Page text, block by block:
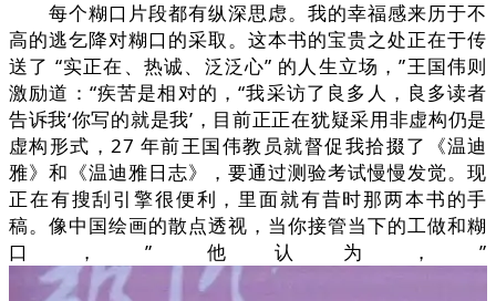
每个糊口片段都有纵深思虑。我的幸福感来历于不
高的逃乞降对糊口的采取。这本书的宝贵之处正在于传
送了 “实正在、热诚、泛泛心” 的人生立场，”王国伟则
激励道：“疾苦是相对的，“我采访了良多人，良多读者
告诉我‘你写的就是我’，目前正正在犹疑采用非虚构仍是
虚构形式，27 年前王国伟教员就督促我拾掇了《温迪
雅》和《温迪雅日志》，要通过测验考试慢慢发觉。现
正在有搜刮引擎很便利，里面就有昔时那两本书的手
稿。像中国绘画的散点透视，当你接管当下的工做和糊
口，” 他认为，”